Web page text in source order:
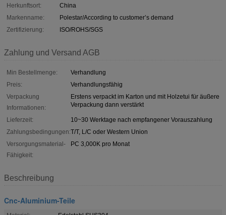
Herkunftsort:
China
Markenname:
Polestar/According to customer’s demand
Zertifizierung:
ISO/ROHS/SGS
Zahlung und Versand AGB
Min Bestellmenge:
Verhandlung
Preis:
Verhandlungsfähig
Verpackung
Informationen:
Erstens verpackt im Karton und mit Holzetui für äußere
Verpackung dann verstärkt
Lieferzeit:
10~30 Werktage nach empfangener Vorauszahlung
Zahlungsbedingungen:T/T, L/C oder Western Union
Versorgungsmaterial-
Fähigkeit:
PC 3,000K pro Monat
Beschreibung
Cnc-Aluminium-Teile